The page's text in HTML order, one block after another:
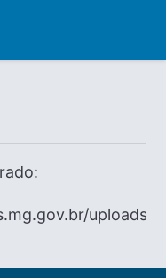
uploads/